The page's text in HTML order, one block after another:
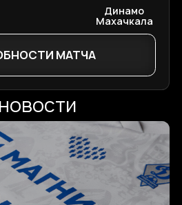
Динамо
Махачкала
МАТЧА